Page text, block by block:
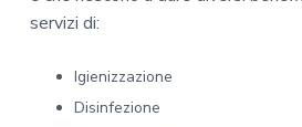
servizi di:
Igienizzazione
Disinfezione